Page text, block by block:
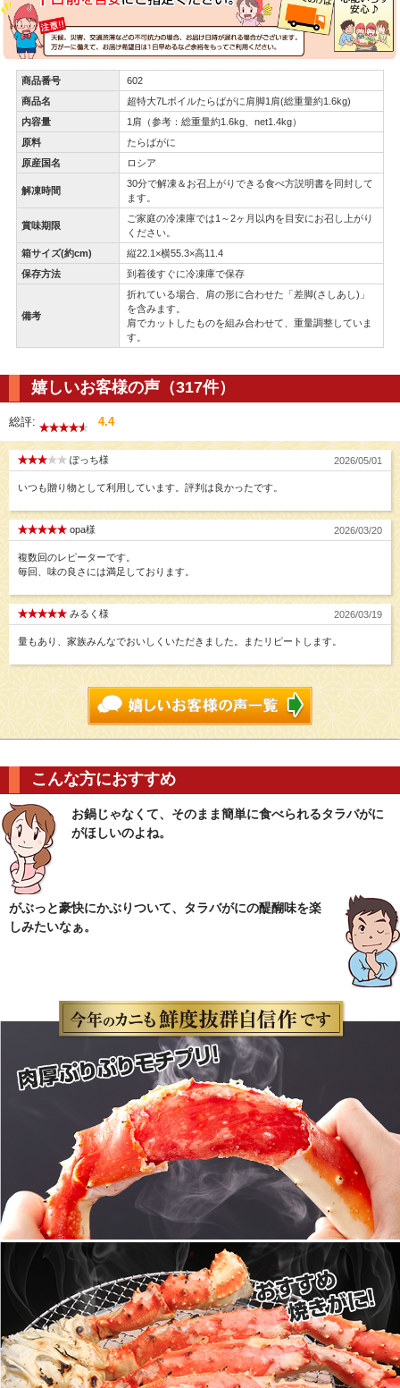
商品番号
602
商品名
超特大7Lボイルたらばがに肩脚1肩(総重量約1.6kg)
内容量
1肩（参考：総重量約1.6kg、net1.4kg）
原料
たらばがに
原産国名
ロシア
解凍時間
30分で解凍＆お召上がりできる食べ方説明書を同封して
ます。
賞味期限
ご家庭の冷凍庫では1～2ヶ月以内を目安にお召し上がり
ください。
箱サイズ(約cm)
縦22.1×横55.3×高11.4
保存方法
到着後すぐに冷凍庫で保存
備考
折れている場合、肩の形に合わせた「差脚(さしあし)」
を含みます。
肩でカットしたものを組み合わせて、重量調整していま
す。
嬉しいお客様の声（317件）
総評: 4.4
ぽっち様 2026/05/01
いつも贈り物として利用しています。評判は良かったです。
opa様 2026/03/20
複数回のレピーターです。
毎回、味の良さには満足しております。
みるく様 2026/03/19
量もあり、家族みんなでおいしくいただきました。またリピートします。
こんな方におすすめ
お鍋じゃなくて、そのまま簡単に食べられるタラバがに
がほしいのよね。
がぶっと豪快にかぶりついて、タラバがにの醍醐味を楽
しみたいなぁ。